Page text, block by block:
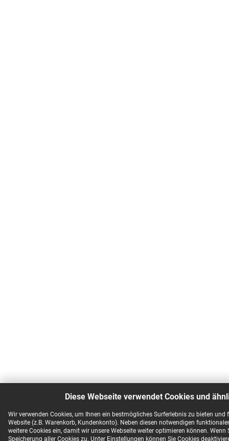
Diese Webseite verwendet Cookies und
Wir verwenden Cookies, um Ihnen ein bestmögliches Surferlebnis zu bieten
Website (z.B. Warenkorb, Kundenkonto). Neben diesen notwendigen
weitere Cookies ein, damit wir unsere Webseite weiter optimieren können.
Speicherung aller Cookies zu. Unter Einstellungen können Sie Cookies